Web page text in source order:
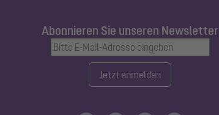
Abonnieren Sie unseren Newsletter
Jetzt anmelden